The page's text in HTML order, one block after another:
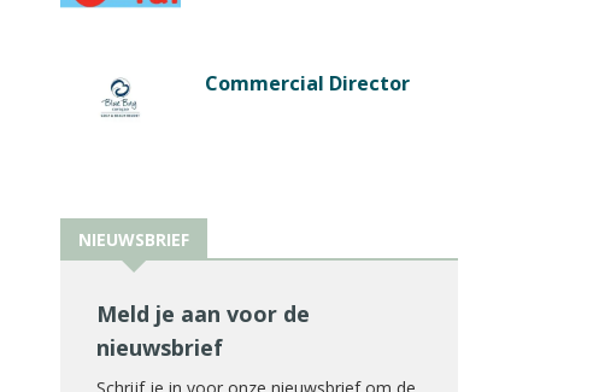
Commercial Director
NIEUWSBRIEF
Meld je aan voor de
nieuwsbrief